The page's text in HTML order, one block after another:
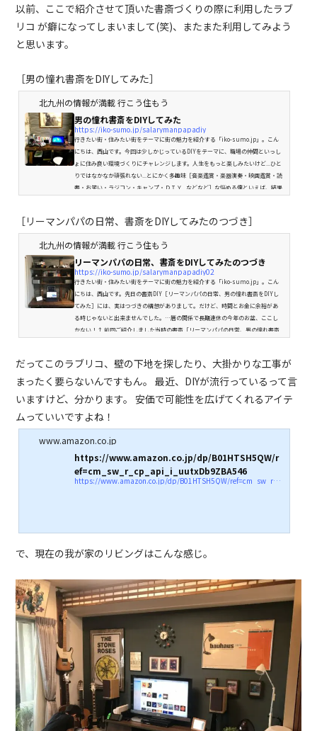
以前、ここで紹介させて頂いた書斎づくりの際に利用したラブ
リコ が癖になってしまいまして(笑)、またまた利用してみよう
と思います。
［男の憧れ書斎をDIYしてみた］
北九州の情報が満載 行こう住もう
男の憧れ書斎をDIYしてみた
https://iko-sumo.jp/salarymanpapadiy
行きたい街・住みたい街をテーマに街の魅力を紹介する「iko-sumo.jp」。こん
にちは、西山です。今回は少しかじっているDIYをテーマに、職場の仲間といっし
ょに住み良い環境づくりにチャレンジします。人生をもっと楽しみたいけど...ひと
りではなかなか頑張れない...とにかく多趣味［音楽鑑賞・楽器演奏・映画鑑賞・読
書・お笑い・ラジコン・キャンプ・ＤＩＹ...などなど］な悩める僕といえば、結果
［リーマンパパの日常、書斎をDIYしてみたのつづき］
北九州の情報が満載 行こう住もう
リーマンパパの日常、書斎をDIYしてみたのつづき
https://iko-sumo.jp/salarymanpapadiy02
行きたい街・住みたい街をテーマに街の魅力を紹介する「iko-sumo.jp」。こん
にちは、西山です。先日の書斎DIY［リーマンパパの日常、男の憧れ書斎をDIYし
てみた］には、実はつづきの構想がありまして。だけど、時間とお金に余裕があ
る時じゃないと出来ませんでした。…暦の関係で長期連休の今年のお盆、ここし
かない！↑ 前回ご紹介しました当時の書斎［リーマンパパの日常、男の憧れ書斎
だってこのラブリコ、壁の下地を探したり、大掛かりな工事が
まったく要らないんですもん。 最近、DIYが流行っているって言
いますけど、分かります。 安価で可能性を広げてくれるアイテ
ムっていいですよね！
www.amazon.co.jp
https://www.amazon.co.jp/dp/B01HTSH5QW/r
ef=cm_sw_r_cp_api_i_uutxDb9ZBA546
https://www.amazon.co.jp/dp/B01HTSH5QW/ref=cm_sw_r_cp_api_i_uutxDb9ZBA546
で、現在の我が家のリビングはこんな感じ。